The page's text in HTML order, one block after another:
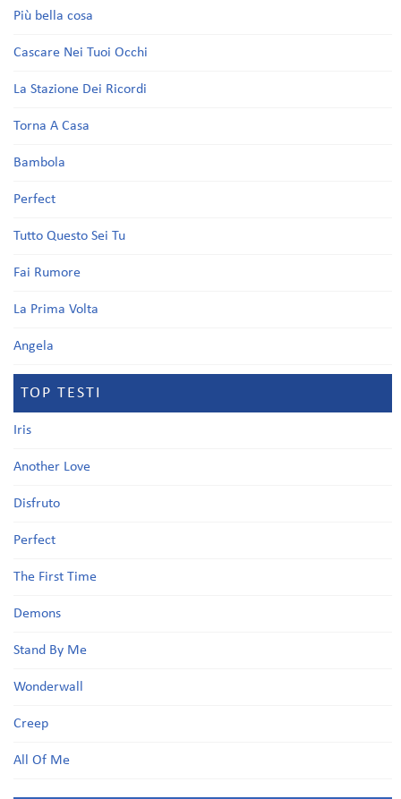
Più bella cosa
Cascare Nei Tuoi Occhi
La Stazione Dei Ricordi
Torna A Casa
Bambola
Perfect
Tutto Questo Sei Tu
Fai Rumore
La Prima Volta
Angela
TOP TESTI
Iris
Another Love
Disfruto
Perfect
The First Time
Demons
Stand By Me
Wonderwall
Creep
All Of Me